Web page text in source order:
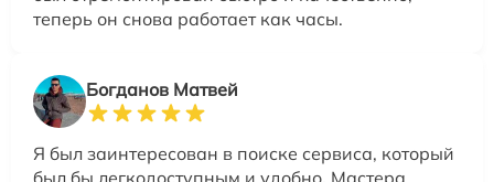
теперь он снова работает как часы.
Богданов Матвей
Я был заинтересован в поиске сервиса, который
был бы легкодоступным и удобно. Мастера